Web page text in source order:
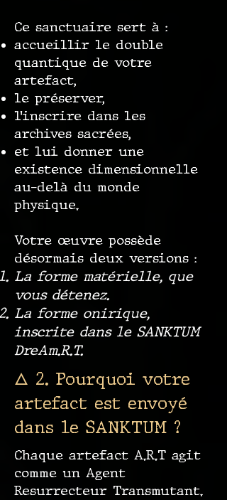
Ce sanctuaire sert à :
accueillir le double
quantique de votre
artefact,
le préserver,
l’inscrire dans les
archives sacrées,
et lui donner une
existence dimensionnelle
au-delà du monde
physique.
Votre œuvre possède
désormais deux versions :
La forme matérielle, que
vous détenez.
La forme onirique,
inscrite dans le SANKTUM
DreAm.R.T.
🜂 2. Pourquoi votre
artefact est envoyé
dans le SANKTUM ?
Chaque artefact A.R.T agit
comme un Agent
Resurrecteur Transmutant.